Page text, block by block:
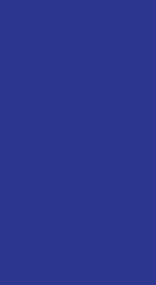
as 14:00h
os